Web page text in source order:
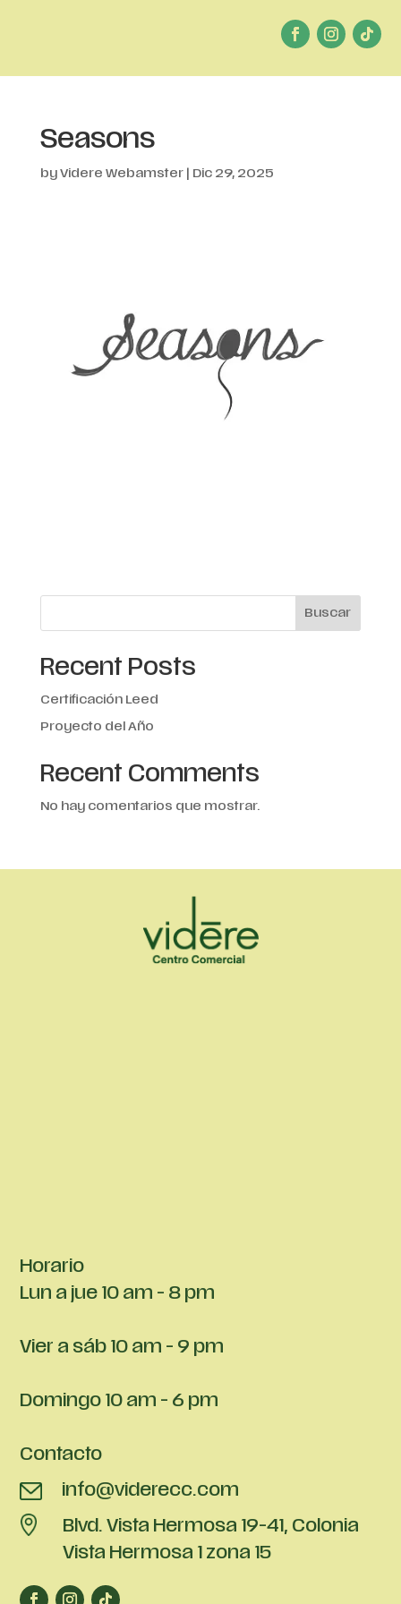
Seasons
by Videre Webamster| Dic 29, 2025
Buscar
Recent Posts
Certificación Leed
Proyecto del Año
Recent Comments
No hay comentarios que mostrar.
Horario
Lun a jue 10 am - 8 pm
Vier a sáb 10 am - 9 pm
Domingo 10 am - 6 pm
Contacto
info@viderecc.com
Blvd. Vista Hermosa 19-41, Colonia
Vista Hermosa 1 zona 15